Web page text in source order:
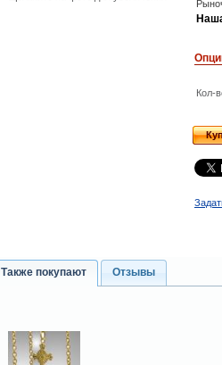
Кол-
Также покупают Отзывы